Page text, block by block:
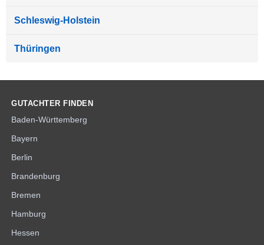
Schleswig-Holstein
Thüringen
GUTACHTER FINDEN
Baden-Württemberg
Bayern
Berlin
Brandenburg
Bremen
Hamburg
Hessen